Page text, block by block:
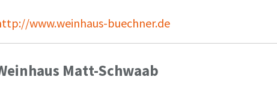
www.weinhaus-buechner.de
Matt-Schwaab